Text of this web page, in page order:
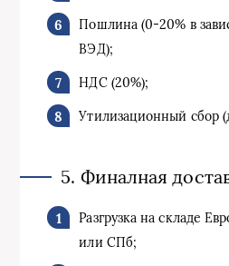
Пошлина (0-20% в
ВЭД);
НДС (20%);
Утилизационный сбор
5. Финалная
Разгрузка на складе
или СПб;